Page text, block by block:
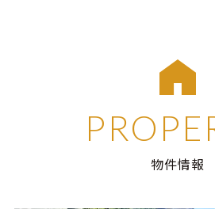
物件情報